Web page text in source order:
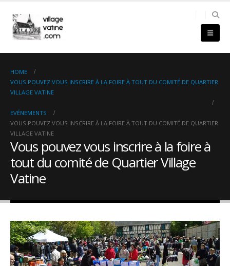
HOME
VOUS POUVEZ VOUS INSCRIRE À LA FOIRE À TOUT DU COMITÉ DE QUARTIER
VILLAGE VATINE
EVÉNEMENTS
VOUS POUVEZ VOUS INSCRIRE À LA FOIRE À TOUT DU COMITÉ DE QUARTIER
VILLAGE VATINE
Vous pouvez vous inscrire à la foire à
tout du comité de Quartier Village
Vatine